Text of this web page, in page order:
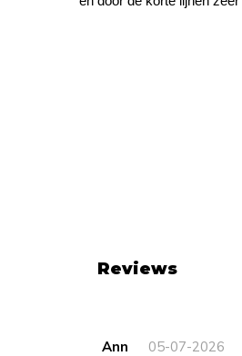
Reviews
Ann 05-07-2026